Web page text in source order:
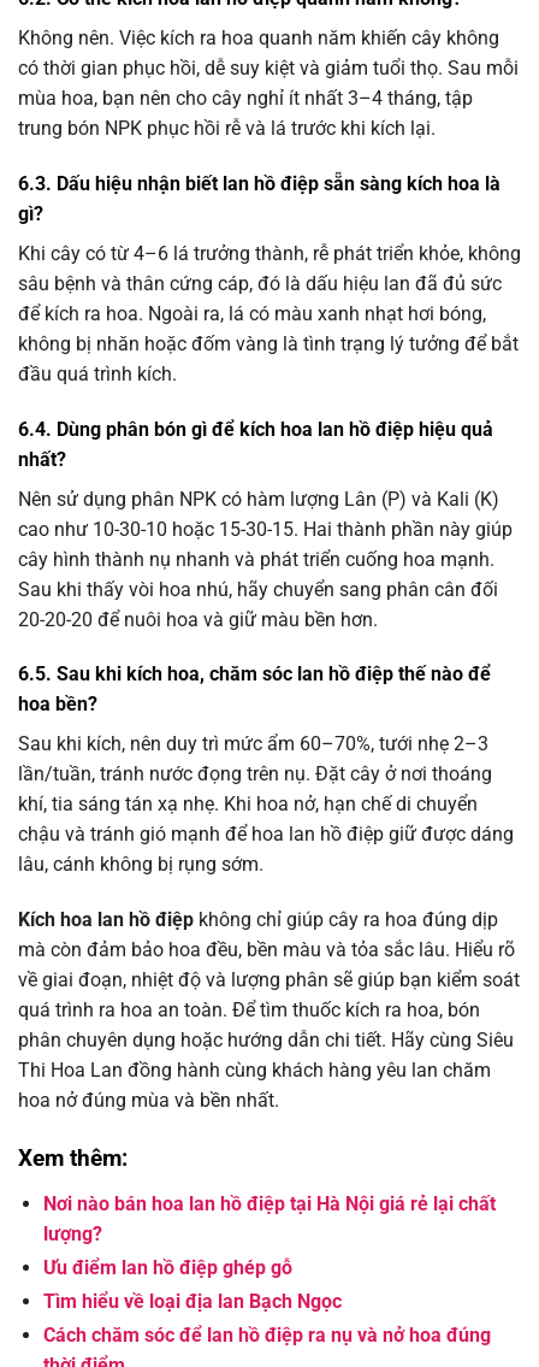
Không nên. Việc kích ra hoa quanh năm khiến cây không
có thời gian phục hồi, dễ suy kiệt và giảm tuổi thọ. Sau mỗi
mùa hoa, bạn nên cho cây nghỉ ít nhất 3–4 tháng, tập
trung bón NPK phục hồi rễ và lá trước khi kích lại.
6.3. Dấu hiệu nhận biết lan hồ điệp sẵn sàng kích hoa là
gì?
Khi cây có từ 4–6 lá trưởng thành, rễ phát triển khỏe, không
sâu bệnh và thân cứng cáp, đó là dấu hiệu lan đã đủ sức
để kích ra hoa. Ngoài ra, lá có màu xanh nhạt hơi bóng,
không bị nhăn hoặc đốm vàng là tình trạng lý tưởng để bắt
đầu quá trình kích.
6.4. Dùng phân bón gì để kích hoa lan hồ điệp hiệu quả
nhất?
Nên sử dụng phân NPK có hàm lượng Lân (P) và Kali (K)
cao như 10-30-10 hoặc 15-30-15. Hai thành phần này giúp
cây hình thành nụ nhanh và phát triển cuống hoa mạnh.
Sau khi thấy vòi hoa nhú, hãy chuyển sang phân cân đối
20-20-20 để nuôi hoa và giữ màu bền hơn.
6.5. Sau khi kích hoa, chăm sóc lan hồ điệp thế nào để
hoa bền?
Sau khi kích, nên duy trì mức ẩm 60–70%, tưới nhẹ 2–3
lần/tuần, tránh nước đọng trên nụ. Đặt cây ở nơi thoáng
khí, tia sáng tán xạ nhẹ. Khi hoa nở, hạn chế di chuyển
chậu và tránh gió mạnh để hoa lan hồ điệp giữ được dáng
lâu, cánh không bị rụng sớm.
Kích hoa lan hồ điệp không chỉ giúp cây ra hoa đúng dịp
mà còn đảm bảo hoa đều, bền màu và tỏa sắc lâu. Hiểu rõ
về giai đoạn, nhiệt độ và lượng phân sẽ giúp bạn kiểm soát
quá trình ra hoa an toàn. Để tìm thuốc kích ra hoa, bón
phân chuyên dụng hoặc hướng dẫn chi tiết. Hãy cùng Siêu
Thi Hoa Lan đồng hành cùng khách hàng yêu lan chăm
hoa nở đúng mùa và bền nhất.
Xem thêm:
Nơi nào bán hoa lan hồ điệp tại Hà Nội giá rẻ lại chất
lượng?
Ưu điểm lan hồ điệp ghép gỗ
Tìm hiểu về loại địa lan Bạch Ngọc
Cách chăm sóc để lan hồ điệp ra nụ và nở hoa đúng